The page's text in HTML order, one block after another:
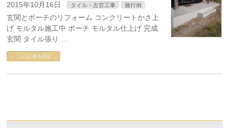
2015年10月16日 タイル・左官工事 施行例
玄関とポーチのリフォーム コンクリートかさ上
げ モルタル施工中 ポーチ モルタル仕上げ 完成
玄関 タイル張り …
この記事を読む